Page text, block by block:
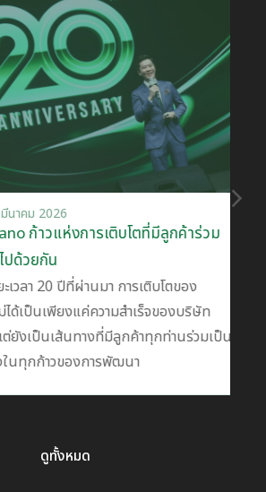
2026
ก้าวแห่งการเติบโตที่มีลูกค้าร่วม
ยกัน
า 20 ปีที่ผ่านมา การเติบโตของ
ป็นเพียงแค่ความสำเร็จของบริษัท
เป็นเส้นทางที่มีลูกค้าทุกท่านร่วมเป็น
ก้าวของการพัฒนา
ดูทั้งหมด